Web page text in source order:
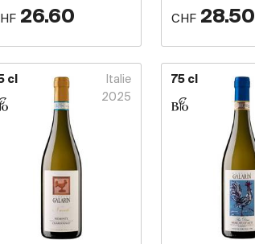
26.60 CHF 28.50
cl
Italie
2025
75 cl